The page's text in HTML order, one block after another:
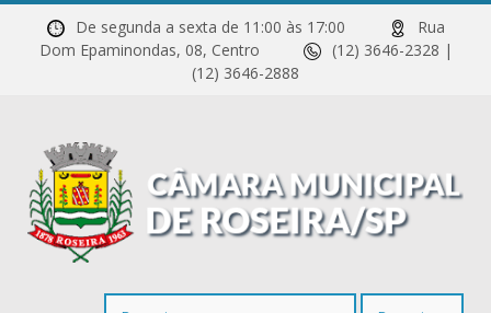
De segunda a sexta de 11:00 às 17:00
Rua
Dom Epaminondas, 08, Centro
(12) 3646-2328 |
(12) 3646-2888